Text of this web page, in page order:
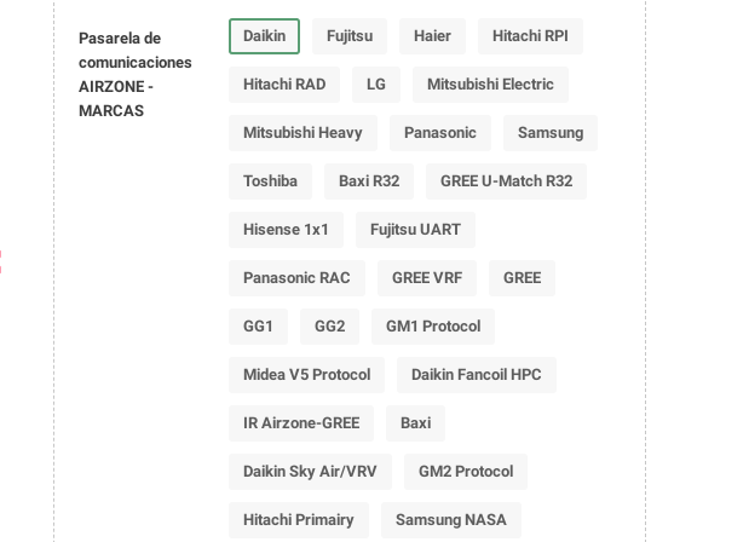
Pasarela de
comunicaciones
AIRZONE -
MARCAS
Daikin Fujitsu Haier Hitachi RPI
Hitachi RAD LG Mitsubishi Electric
Mitsubishi Heavy Panasonic Samsung
Toshiba Baxi R32 GREE U-Match R32
Hisense 1x1 Fujitsu UART
Panasonic RAC GREE VRF GREE
GG1 GG2 GM1 Protocol
Midea V5 Protocol Daikin Fancoil HPC
IR Airzone-GREE Baxi
Daikin Sky Air/VRV GM2 Protocol
Hitachi Primairy Samsung NASA